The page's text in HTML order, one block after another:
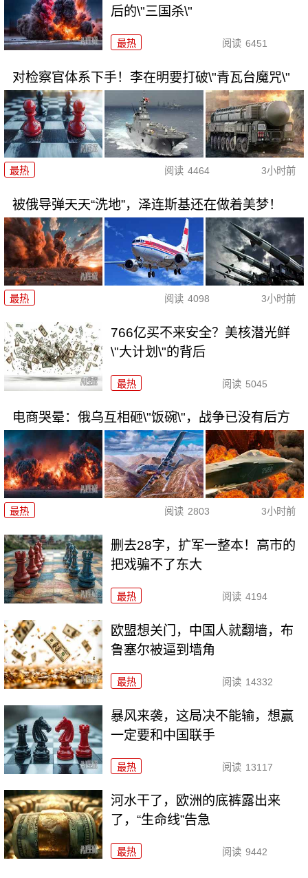
后的\"三国杀\"
最热 阅读 6451
对检察官体系下手！李在明要打破\"青瓦台魔咒\"
最热 阅读 4464 3小时前
被俄导弹天天“洗地”，泽连斯基还在做着美梦！
最热 阅读 4098 3小时前
766亿买不来安全？美核潜光鲜
\"大计划\"的背后
最热 阅读 5045
电商哭晕：俄乌互相砸\"饭碗\"，战争已没有后方
最热 阅读 2803 3小时前
删去28字，扩军一整本！高市的
把戏骗不了东大
最热 阅读 4194
欧盟想关门，中国人就翻墙，布
鲁塞尔被逼到墙角
最热 阅读 14332
暴风来袭，这局决不能输，想赢
一定要和中国联手
最热 阅读 13117
河水干了，欧洲的底裤露出来
了，“生命线”告急
最热 阅读 9442